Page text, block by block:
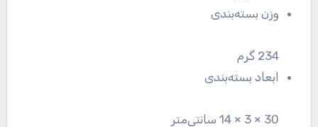
وزن بسته‌بندی
234 گرم
ابعاد بسته‌بندی
30 × 3 × 14 سانتی‌متر